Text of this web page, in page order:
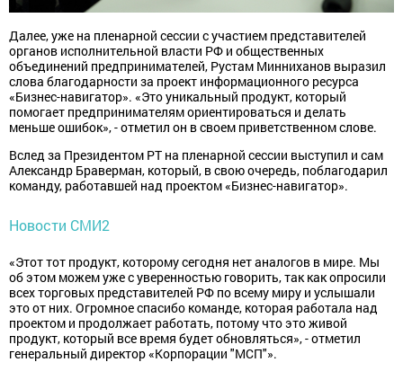
Далее, уже на пленарной сессии с участием представителей
органов исполнительной власти РФ и общественных
объединений предпринимателей, Рустам Минниханов выразил
слова благодарности за проект информационного ресурса
«Бизнес-навигатор». «Это уникальный продукт, который
помогает предпринимателям ориентироваться и делать
меньше ошибок», - отметил он в своем приветственном слове.
Вслед за Президентом РТ на пленарной сессии выступил и сам
Александр Браверман, который, в свою очередь, поблагодарил
команду, работавшей над проектом «Бизнес-навигатор».
Новости СМИ2
«Этот тот продукт, которому сегодня нет аналогов в мире. Мы
об этом можем уже с уверенностью говорить, так как опросили
всех торговых представителей РФ по всему миру и услышали
это от них. Огромное спасибо команде, которая работала над
проектом и продолжает работать, потому что это живой
продукт, который все время будет обновляться», - отметил
генеральный директор «Корпорации "МСП"».